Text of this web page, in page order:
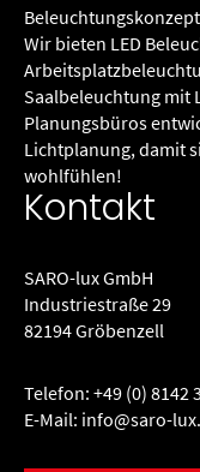
Wir bieten LED
Saalbeleuchtung mit
Planungsbüros
Lichtplanung, damit
wohlfühlen!
Kontakt
SARO-lux GmbH
Industriestraße 29
82194 Gröbenzell
Telefon: +49 (0) 8142
E-Mail: info@saro-